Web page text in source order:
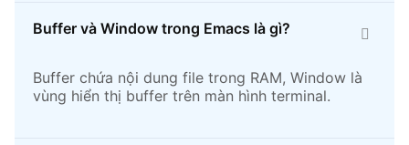
Buffer và Window trong Emacs là gì?
Buffer chứa nội dung file trong RAM, Window là
vùng hiển thị buffer trên màn hình terminal.